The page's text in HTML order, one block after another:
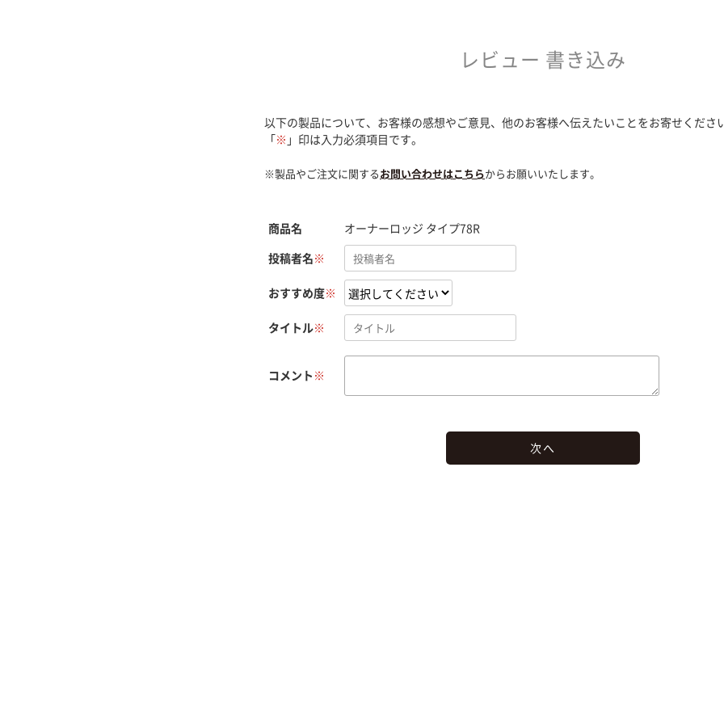
レビュー 書き込み
以下の製品について、お客様の感想やご意見、他のお客様へ伝えたいことをお寄せくださ
「※ 」印は入力必須項目です。
※製品やご注文に関するお問い合わせはこちらからお願いいたします。
商品名
オーナーロッジ タイプ78R
投稿者名※
おすすめ度※
タイトル※
コメント ※